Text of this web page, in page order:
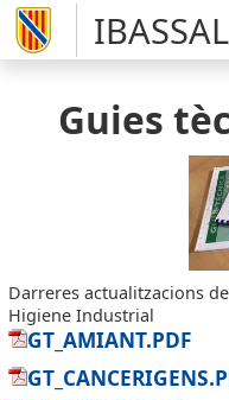
IBASSAL
Guies
Darreres actualitzacions
Higiene Industrial
GT_AMIANT.PDF